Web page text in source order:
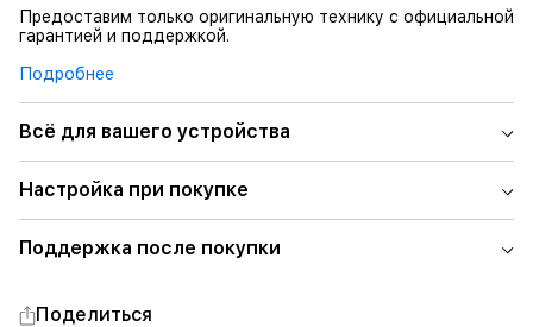
Предоставим только оригинальную технику с официальной
гарантией и поддержкой.
Подробнее
Всё для вашего устройства
Настройка при покупке
Поддержка после покупки
Поделиться